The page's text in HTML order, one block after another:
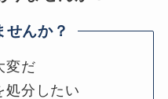
せんか？
変だ
処分したい